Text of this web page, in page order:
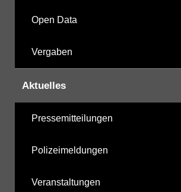
Open Data
Vergaben
Aktuelles
Pressemitteilungen
Polizeimeldungen
Veranstaltungen